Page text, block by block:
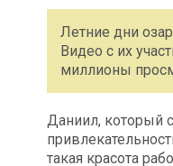
Летние дни
Видео с их
миллионы
Даниил, который
такая красота